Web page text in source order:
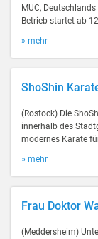
MUC,
Betrieb startet ab
» mehr
ShoShin
(Rostock) Die
innerhalb des
modernes Karate
» mehr
Frau Doktor
(Meddersheim)